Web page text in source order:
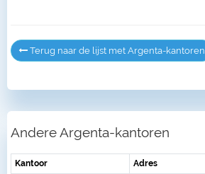
Terug naar de lijst met Argenta-kantoren
Andere Argenta-kantoren
Kantoor Adres